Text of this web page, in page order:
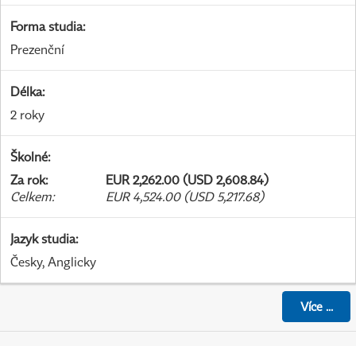
Forma studia:
Prezenční
Délka:
2 roky
Školné:
Za rok:
EUR 2,262.00 (USD 2,608.84)
Celkem: EUR 4,524.00 (USD 5,217.68)
Jazyk studia:
Česky, Anglicky
Více...